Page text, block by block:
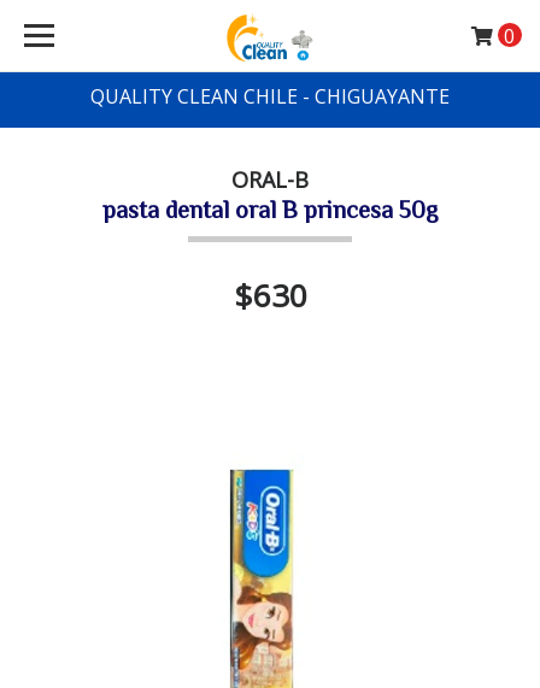
QUALITY CLEAN CHILE - CHIGUAYANTE
0
ORAL-B
pasta dental oral B princesa 50g
$630